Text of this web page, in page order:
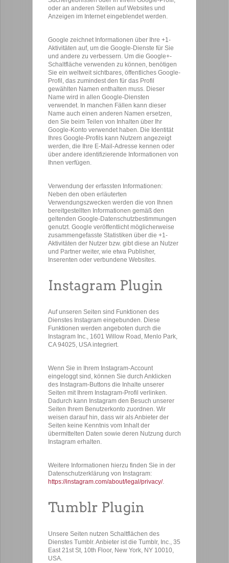
oder an anderen Stellen auf Websites und
Anzeigen im Internet eingeblendet werden.
Google zeichnet Informationen über Ihre +1-
Aktivitäten auf, um die Google-Dienste für Sie
und andere zu verbessern. Um die Google+-
Schaltfläche verwenden zu können, benötigen
Sie ein weltweit sichtbares, öffentliches Google-
Profil, das zumindest den für das Profil
gewählten Namen enthalten muss. Dieser
Name wird in allen Google-Diensten
verwendet. In manchen Fällen kann dieser
Name auch einen anderen Namen ersetzen,
den Sie beim Teilen von Inhalten über Ihr
Google-Konto verwendet haben. Die Identität
Ihres Google-Profils kann Nutzern angezeigt
werden, die Ihre E-Mail-Adresse kennen oder
über andere identifizierende Informationen von
Ihnen verfügen.
Verwendung der erfassten Informationen:
Neben den oben erläuterten
Verwendungszwecken werden die von Ihnen
bereitgestellten Informationen gemäß den
geltenden Google-Datenschutzbestimmungen
genutzt. Google veröffentlicht möglicherweise
zusammengefasste Statistiken über die +1-
Aktivitäten der Nutzer bzw. gibt diese an Nutzer
und Partner weiter, wie etwa Publisher,
Inserenten oder verbundene Websites.
Auf unseren Seiten sind Funktionen des
Dienstes Instagram eingebunden. Diese
Funktionen werden angeboten durch die
Instagram Inc., 1601 Willow Road, Menlo Park,
CA 94025, USA integriert.
Wenn Sie in Ihrem Instagram-Account
eingeloggt sind, können Sie durch Anklicken
des Instagram-Buttons die Inhalte unserer
Seiten mit Ihrem Instagram-Profil verlinken.
Dadurch kann Instagram den Besuch unserer
Seiten Ihrem Benutzerkonto zuordnen. Wir
weisen darauf hin, dass wir als Anbieter der
Seiten keine Kenntnis vom Inhalt der
übermittelten Daten sowie deren Nutzung durch
Instagram erhalten.
Weitere Informationen hierzu finden Sie in der
Datenschutzerklärung von Instagram:
https://instagram.com/about/legal/privacy/.
Unsere Seiten nutzen Schaltflächen des
Dienstes Tumblr. Anbieter ist die Tumblr, Inc., 35
East 21st St, 10th Floor, New York, NY 10010,
USA.